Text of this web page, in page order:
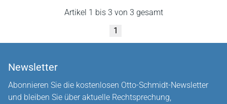
Artikel 1 bis 3 von 3 gesamt
1
Newsletter
Abonnieren Sie die kostenlosen Otto-Schmidt-Newsletter
und bleiben Sie über aktuelle Rechtsprechung,